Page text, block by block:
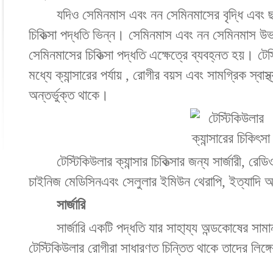
যদিও সেমিনমাস এবং নন সেমিনমাসের বৃদ্ধি এবং
চিকিত্সা পদ্ধতি ভিন্ন। সেমিনমাস এবং নন সেমিনমাস
সেমিনমাসের চিকিত্সা পদ্ধতি এক্ষেত্রে ব্যবহ্নত হয়।
মধ্যে ক্যান্সারের পর্যায় , রোগীর বয়স এবং সামগ্রিক
অন্তর্ভুক্ত থাকে।
টেস্টিকিউলার ক্যান্সার চিকিত্সার জন্য সার্জারী,
চাইনিজ মেডিসিনএবং সেলুলার ইমিউন থেরাপি, ইত্যাদি
সার্জারি
সার্জারি একটি পদ্ধতি যার সাহা্য্য অন্ডকোষের
টেস্টিকিউলার রোগীরা সাধারণত চিন্তিত থাকে তাদের